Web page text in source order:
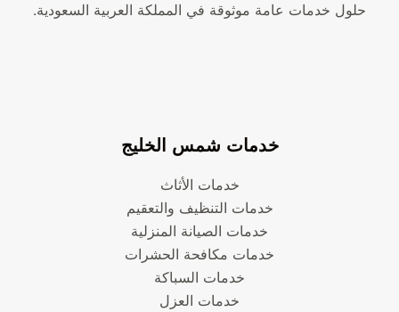
حلول خدمات عامة موثوقة في المملكة العربية السعودية.
خدمات شمس الخليج
خدمات الأثاث
خدمات التنظيف والتعقيم
خدمات الصيانة المنزلية
خدمات مكافحة الحشرات
خدمات السباكة
خدمات العزل